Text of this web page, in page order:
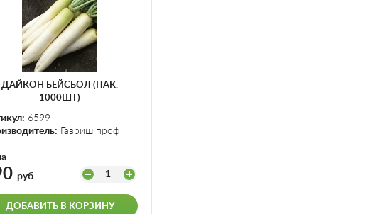
ДАЙКОН БЕЙСБОЛ (ПАК.
1000ШТ)
6599
Гавриш проф
руб 1
ДОБАВИТЬ В КОРЗИНУ